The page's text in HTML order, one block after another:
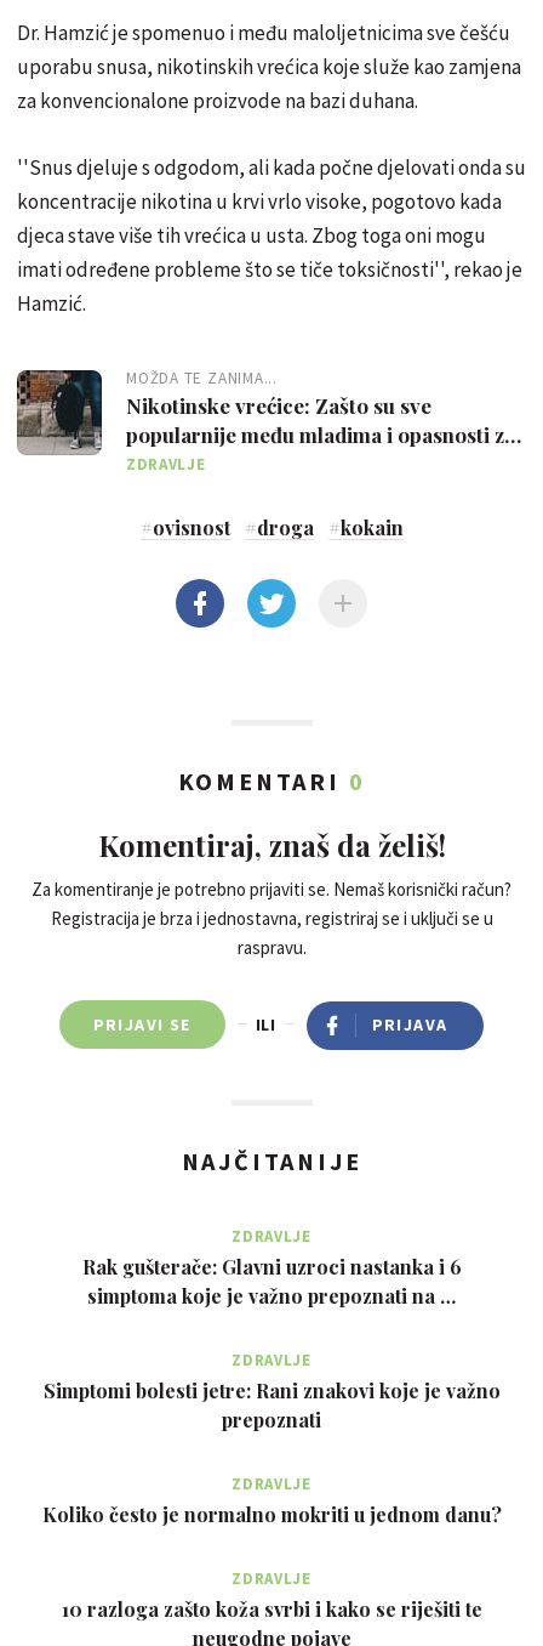
Dr. Hamzić je spomenuo i među maloljetnicima sve češću
uporabu snusa, nikotinskih vrećica koje služe kao zamjena
za konvencionalone proizvode na bazi duhana.
''Snus djeluje s odgodom, ali kada počne djelovati onda su
koncentracije nikotina u krvi vrlo visoke, pogotovo kada
djeca stave više tih vrećica u usta. Zbog toga oni mogu
imati određene probleme što se tiče toksičnosti'', rekao je
Hamzić.
MOŽDA TE ZANIMA...
Nikotinske vrećice: Zašto su sve
popularnije među mladima i opasnosti za
zdravlje
ZDRAVLJE
#ovisnost #droga #kokain
KOMENTARI 0
Komentiraj, znaš da želiš!
Za komentiranje je potrebno prijaviti se. Nemaš korisnički račun?
Registracija je brza i jednostavna, registriraj se i uključi se u
raspravu.
PRIJAVI SE ILI PRIJAVA
NAJČITANIJE
ZDRAVLJE
Rak gušterače: Glavni uzroci nastanka i 6
simptoma koje je važno prepoznati na …
ZDRAVLJE
Simptomi bolesti jetre: Rani znakovi koje je važno
prepoznati
ZDRAVLJE
Koliko često je normalno mokriti u jednom danu?
ZDRAVLJE
10 razloga zašto koža svrbi i kako se riješiti te
neugodne pojave